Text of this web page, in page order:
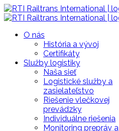
O nás
História a vývoj
Certifikáty
Služby logistiky
Naša sieť
Logistické služby a
zasielateľstvo
Riešenie vlečkovej
prevádzky
Individuálne riešenia
Monitoring prepráv a